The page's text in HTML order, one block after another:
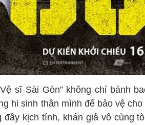
sĩ Sài Gòn” không chỉ bảnh
hi sinh thân mình để bảo vệ
đầy kịch tính, khán giả vô cùng